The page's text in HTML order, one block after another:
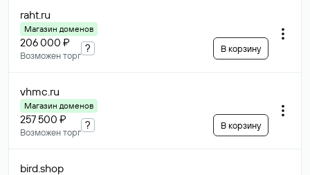
raht.ru
Магазин доменов
206 000 ₽
Возможен торг
? В корзину
vhmc.ru
Магазин доменов
257 500 ₽
Возможен торг
? В корзину
bird.shop